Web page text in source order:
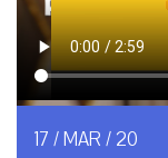
17 / MAR / 20